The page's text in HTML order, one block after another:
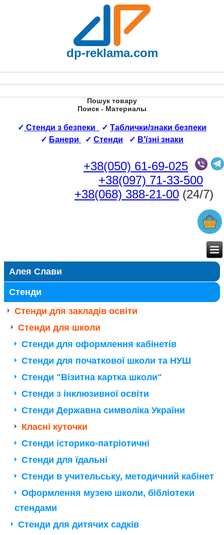
dp-reklama.com
Пошук товару
Поиск - Материалы
✓ Стенди з безпеки ✓ Таблички/знаки безпеки
✓ Банери ✓ Стенди ✓ В'їзні знаки
+38(050) 61-69-025
+38(097) 71-33-500
+38(068) 388-21-00 (24/7)
Алея Слави
Стенди
Стенди для закладів освіти
Стенди для школи
Стенди для оформлення кабінетів
Стенди для початкової школи та НУШ
Стенди "Візитна картка школи"
Стенди з інклюзивної освіти
Стенди Державна символіка України
Класні куточки
Стенди історико-патріотичні
Стенди для їдальні
Стенди в учительську, методичний кабінет
Оформлення музею школи, бібліотеки
стендами
Стенди для дитячих садків